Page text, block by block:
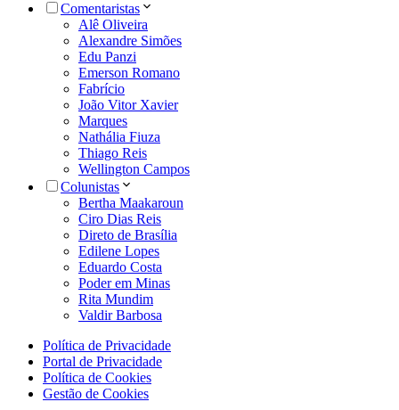
Comentaristas
Alê Oliveira
Alexandre Simões
Edu Panzi
Emerson Romano
Fabrício
João Vitor Xavier
Marques
Nathália Fiuza
Thiago Reis
Wellington Campos
Colunistas
Bertha Maakaroun
Ciro Dias Reis
Direto de Brasília
Edilene Lopes
Eduardo Costa
Poder em Minas
Rita Mundim
Valdir Barbosa
Política de Privacidade
Portal de Privacidade
Política de Cookies
Gestão de Cookies